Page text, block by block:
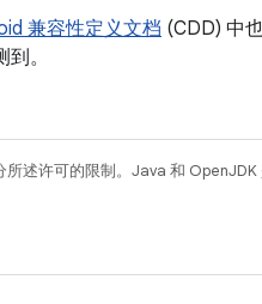
兼容性定义文档 (CDD) 中
。
所述许可的限制。Java 和